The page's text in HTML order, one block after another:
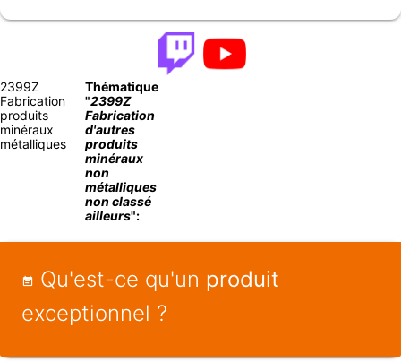
2399Z
Fabrication
produits
minéraux
métalliques
Thématique
"2399Z
Fabrication
d'autres
produits
minéraux
non
métalliques
non classé
ailleurs":
Qu'est-ce qu'un produit
exceptionnel ?